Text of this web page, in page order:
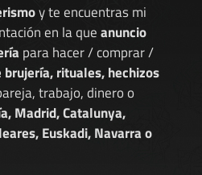
y te encuentras mi
en la queanuncio
para hacer / comprar /
rituales, hechizos
trabajo, dinero o
Madrid, Catalunya,
Euskadi, Navarra o